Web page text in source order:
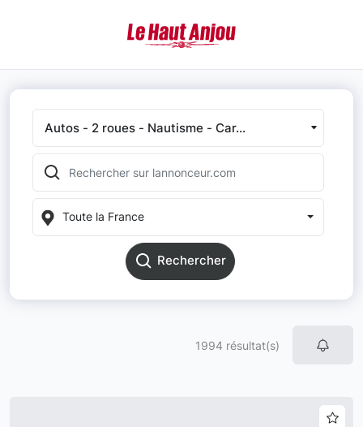
Autos - 2 roues - Nautisme - Car...
Toute la France
Rechercher
1994 résultat(s)